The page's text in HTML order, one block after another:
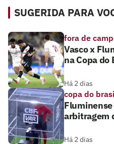
SUGERIDA PARA
fora de
Vasco x
na Copa do
Há 2 dias
copa do
arbitragem
Há 2 dias